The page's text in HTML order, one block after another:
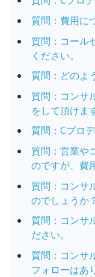
質問：費用に
質問：コール
ください。
質問：どのよ
質問：コンサ
をして頂けま
質問：Cプロ
質問：営業や
のですが、費
質問：コンサ
のでしょうか
質問：コンサ
ださい。
質問：コンサ
フォローはあ